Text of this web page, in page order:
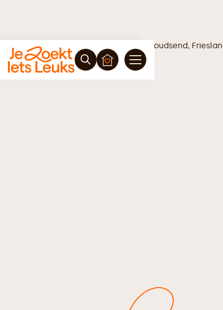
Vrijblijvende offerte